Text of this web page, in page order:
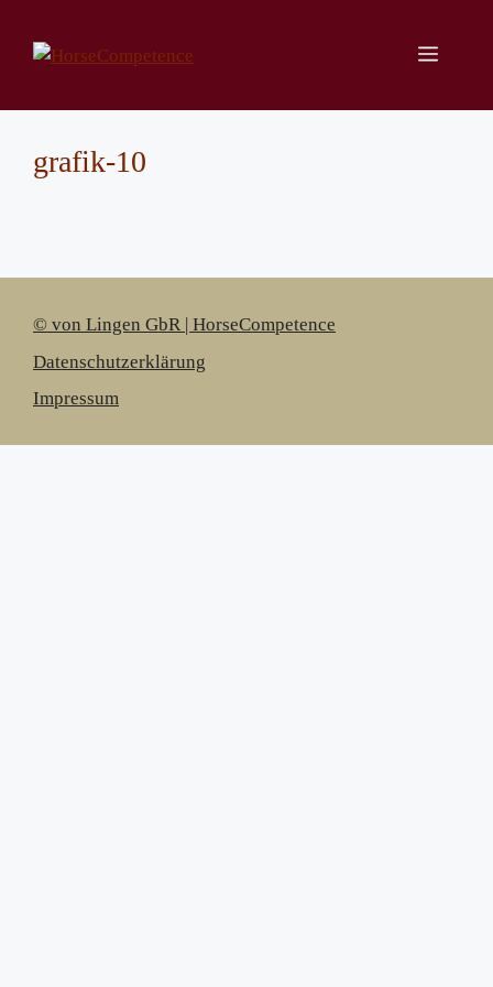
Inhalt
springen
Menü
grafik-10
© von Lingen GbR | HorseCompetence
Datenschutzerklärung
Impressum